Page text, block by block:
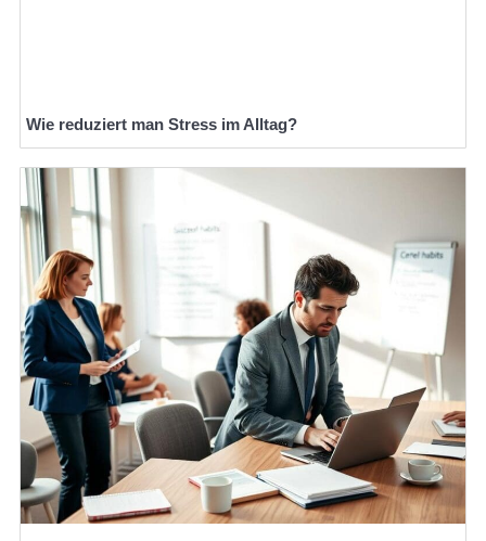
Wie reduziert man Stress im Alltag?